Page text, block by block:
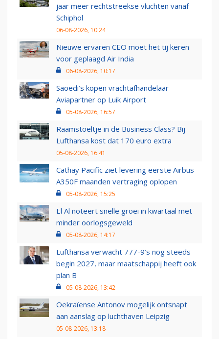
jaar meer rechtstreekse vluchten vanaf
Schiphol
06-08-2026, 10:24
Nieuwe ervaren CEO moet het tij keren
voor geplaagd Air India
06-08-2026, 10:17
Saoedi’s kopen vrachtafhandelaar
Aviapartner op Luik Airport
05-08-2026, 16:57
Raamstoeltje in de Business Class? Bij
Lufthansa kost dat 170 euro extra
05-08-2026, 16:41
Cathay Pacific ziet levering eerste Airbus
A350F maanden vertraging oplopen
05-08-2026, 15:25
El Al noteert snelle groei in kwartaal met
minder oorlogsgeweld
05-08-2026, 14:17
Lufthansa verwacht 777-9’s nog steeds
begin 2027, maar maatschappij heeft ook
plan B
05-08-2026, 13:42
Oekraïense Antonov mogelijk ontsnapt
aan aanslag op luchthaven Leipzig
05-08-2026, 13:18